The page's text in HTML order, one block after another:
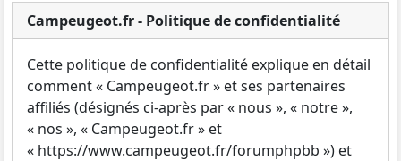
Campeugeot.fr - Politique de confidentialité
Cette politique de confidentialité explique en détail
comment « Campeugeot.fr » et ses partenaires
affiliés (désignés ci-après par « nous », « notre »,
« nos », « Campeugeot.fr » et
« https://www.campeugeot.fr/forumphpbb ») et